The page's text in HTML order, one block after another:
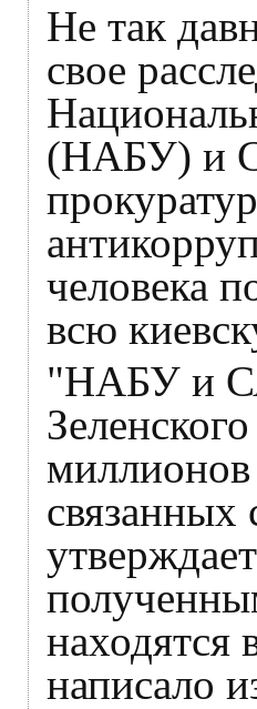
Не так
свое
(НАБУ) и
человека
всю
"НАБУ и
миллионов
написало